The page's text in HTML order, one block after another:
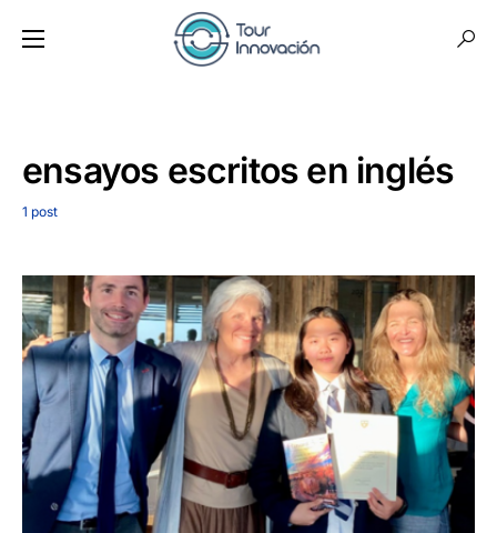
ensayos escritos en inglés
1 post